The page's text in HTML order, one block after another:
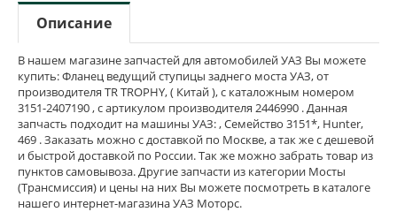
Описание
В нашем магазине запчастей для автомобилей УАЗ Вы можете
купить: Фланец ведущий ступицы заднего моста УАЗ, от
производителя TR TROPHY, ( Китай ), с каталожным номером
3151-2407190 , с артикулом производителя 2446990 . Данная
запчасть подходит на машины УАЗ: , Семейство 3151*, Hunter,
469 . Заказать можно с доставкой по Москве, а так же с дешевой
и быстрой доставкой по России. Так же можно забрать товар из
пунктов самовывоза. Другие запчасти из категории Мосты
(Трансмиссия) и цены на них Вы можете посмотреть в каталоге
нашего интернет-магазина УАЗ Моторс.